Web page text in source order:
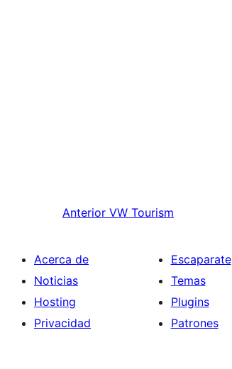
Anterior VW Tourism
Acerca de
Noticias
Hosting
Privacidad
Escaparate
Temas
Plugins
Patrones